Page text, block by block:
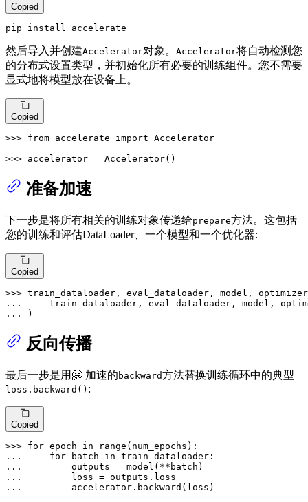
Copied
pip install accelerate
然后导入并创建Accelerator对象。 Accelerator将自动检测您
的分布式设置类型，并初始化所有必要的训练组件。您不需要
显式地将模型放在设备上。
Copied
>>> from accelerate import Accelerator
>>> accelerator = Accelerator()
准备加速
下一步是将所有相关的训练对象传递给prepare方法。这包括
您的训练和评估DataLoader、一个模型和一个优化器:
Copied
>>>
...
...
)
反向传播
最后一步是用🤗 加速的 backward方法替换训练循环中的典型
loss.backward() :
Copied
>>> for epoch in range
...
for batch in
...
...
...
        accelerator.backward(loss)